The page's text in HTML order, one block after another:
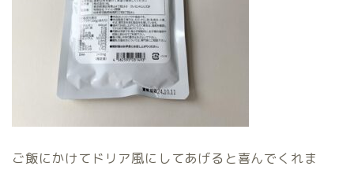
ご飯にかけてドリア風にしてあげると喜んでくれま